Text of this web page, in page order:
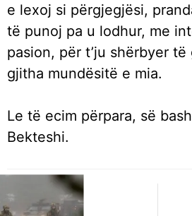
e lexoj si përgjegjësi,
të punoj pa u lodhur, me
pasion, për t’ju shërbyer
gjitha mundësitë e mia.
Le të ecim përpara, së
Bekteshi.